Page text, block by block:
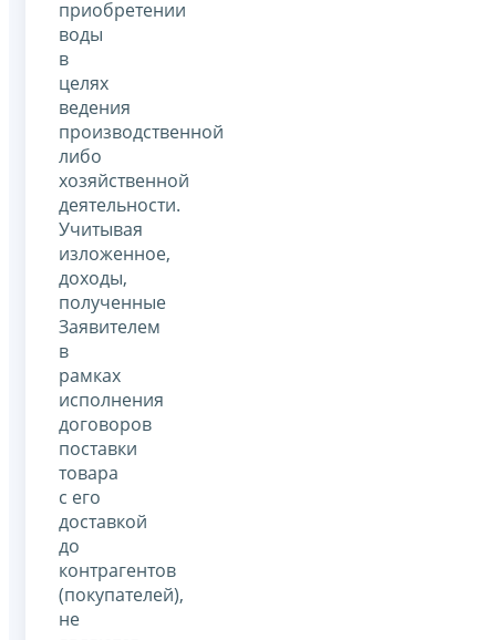
приобретении
воды
в
целях
ведения
производственной
либо
хозяйственной
деятельности.
Учитывая
изложенное,
доходы,
полученные
Заявителем
в
рамках
исполнения
договоров
поставки
товара
с его
доставкой
до
контрагентов
(покупателей),
не